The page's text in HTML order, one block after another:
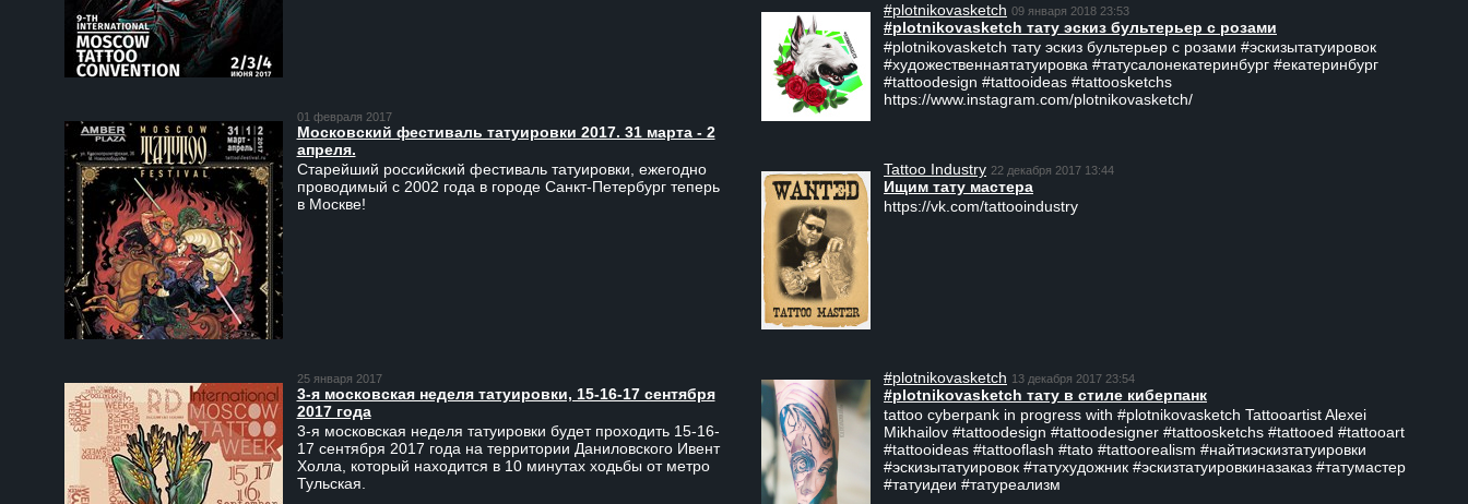
01 февраля 2017
Московский фестиваль татуировки 2017. 31 марта - 2
апреля.
Старейший российский фестиваль татуировки, ежегодно
проводимый с 2002 года в городе Санкт-Петербург теперь
в Москве!
25 января 2017
3-я московская неделя татуировки, 15-16-17 сентября
2017 года
3-я московская неделя татуировки будет проходить 15-16-
17 сентября 2017 года на территории Даниловского Ивент
Холла, который находится в 10 минутах ходьбы от метро
Тульская.
#plotnikovasketch 09 января 2018 23:53
#plotnikovasketch тату эскиз бультерьер с розами
#plotnikovasketch тату эскиз бультерьер с розами #эскизытатуировок
#художественнаятатуировка #татусалонекатеринбург #екатеринбург
#tattoodesign #tattooideas #tattoosketchs
https://www.instagram.com/plotnikovasketch/
Tattoo Industry 22 декабря 2017 13:44
Ищим тату мастера
https://vk.com/tattooindustry
#plotnikovasketch 13 декабря 2017 23:54
#plotnikovasketch тату в стиле киберпанк
tattoo cyberpank in progress with #plotnikovasketch Tattooartist Alexei
Mikhailov #tattoodesign #tattoodesigner #tattoosketchs #tattooed #tattooart
#tattooideas #tattooflash #tato #tattoorealism #найтиэскизтатуировки
#эскизытатуировок #татухудожник #эскизтатуировкиназаказ #татумастер
#татуидеи #татуреализм